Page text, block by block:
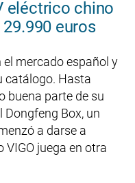
eléctrico chino
euros
mercado español y
catálogo. Hasta
buena parte de su
Dongfeng Box, un
a darse a
VIGO juega en otra